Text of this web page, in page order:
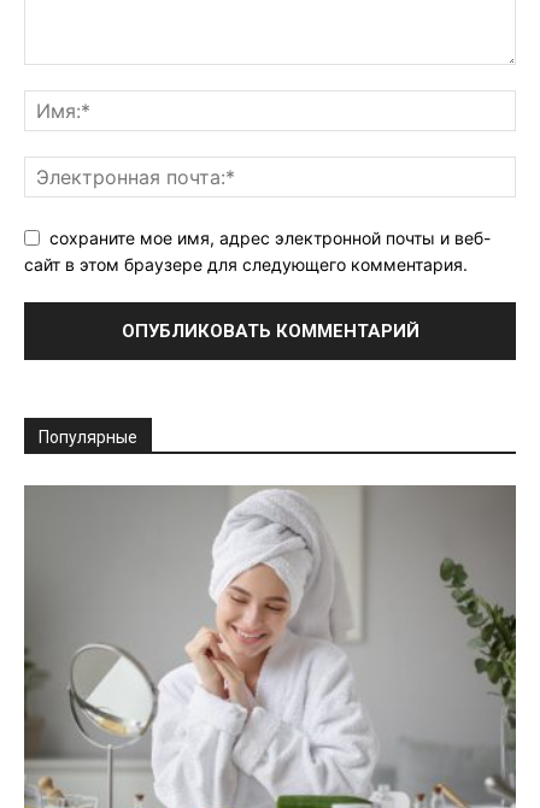
сохраните мое имя, адрес электронной почты и веб-
сайт в этом браузере для следующего комментария.
Популярные